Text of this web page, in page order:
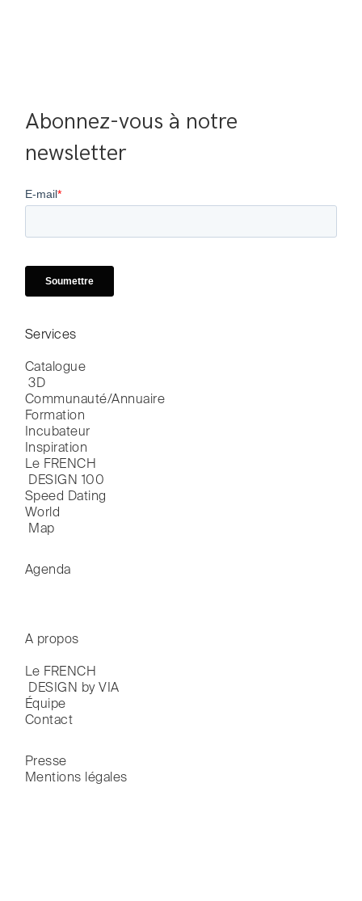
Abonnez-vous à notre
newsletter
Services
Catalogue
3D
Communauté/Annuaire
Formation
Incubateur
Inspiration
Le FRENCH
DESIGN 100
Speed Dating
World
Map
Agenda
A propos
Le FRENCH
DESIGN by VIA
Équipe
Contact
Presse
Mentions légales